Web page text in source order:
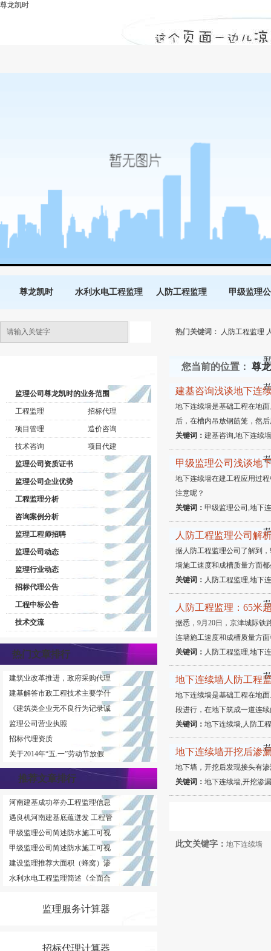
地下连续墙-尊龙凯时
尊龙凯时
尊龙凯时 水利水电工程监理 人防工程监理 甲级监理
热门关键词： 人防工程监理
监理公司尊龙凯时的业务范围
工程监理 招标代理
项目管理 造价咨询
技术咨询 项目代建
监理公司资质证书
监理公司企业优势
工程监理分析
咨询案例分析
监理工程师招聘
监理公司动态
监理行业动态
招标代理公告
工程中标公告
技术交流
热门文章排行
建筑业改革推进，政府采购代理
建基解答市政工程技术主要学什
《建筑类企业无不良行为记录诚
监理公司营业执照
招标代理资质
关于2014年“五.一”劳动节放假
推荐文章排行
河南建基成功举办工程监理信息
遇良机河南建基底蕴迸发 工程管
甲级监理公司简述防水施工可视
甲级监理公司简述防水施工可视
建设监理推荐大面积（蜂窝）渗
水利水电工程监理简述《全面合
监理服务计算器
招标代理计算器
您当前的位置： 尊
建基咨询浅谈地下连
地下连续墙是基础工程在地
后，在槽内吊放钢筋笼，然
关键词： 建基咨询,地下连续
甲级监理公司浅谈地
地下连续墙在建工程应用过
注意呢？
关键词： 甲级监理公司,地下
人防工程监理公司解
据人防工程监理公司了解到
墙施工速度和成槽质量方面
关键词： 人防工程监理,地下
人防工程监理：65米
据悉，9月20日，京津城际铁
连墙施工速度和成槽质量方
关键词： 人防工程监理,地下
地下连续墙人防工程
地下连续墙是基础工程在地
段进行，在地下筑成一道连
关键词： 地下连续墙,人防工
地下连续墙开挖后渗
地下墙，开挖后发现接头有
关键词： 地下连续墙,开挖渗
此文关键字： 地下连续墙